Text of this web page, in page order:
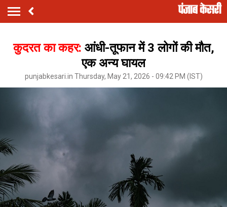
कुदरत का कहर: आंधी-तूफान में 3 लोगों की मौत,
एक अन्य घायल
punjabkesari.in Thursday, May 21, 2026 - 09:42 PM (IST)